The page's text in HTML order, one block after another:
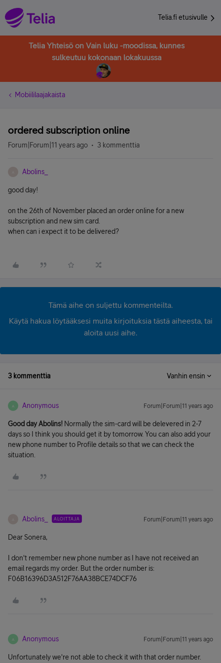
Telia.fi etusivulle
Telia Yhteisö on Vain luku -moodissa, kunnes
sulkeutuu kokonaan lokakuussa
Mobiililaajakaista
ordered subscription online
Forum|Forum|11 years ago 3 kommenttia
Abolins_
good day!
on the 26th of November placed an order online for a new
subscription and new sim card.
when can i expect it to be delivered?
Tämä aihe on suljettu kommenteilta.
Käytä hakua löytääksesi muita kirjoituksia tästä aiheesta, tai
aloita uusi aihe.
3 kommenttia Vanhin ensin
A Anonymous Forum|Forum|11 years ago
Good day Abolins! Normally the sim-card will be delevered in 2-7
days so I think you should get it by tomorrow. You can also add your
new phone number to Profile details so that we can check the
situation.
Abolins_ ALOITTAJA Forum|Forum|11 years ago
Dear Sonera,
I don't remember new phone number as I have not received an
email regards my order. But the order number is:
F06B16396D3A512F76AA38BCE74DCF76
A Anonymous Forum|Forum|11 years ago
Unfortunately we're not able to check it with that order number.